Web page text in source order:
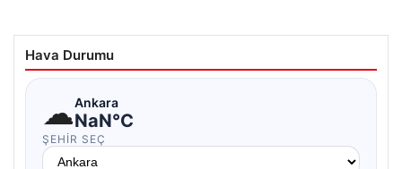
Hava Durumu
☁Ankara
NaN°C
ŞEHIR SEÇ